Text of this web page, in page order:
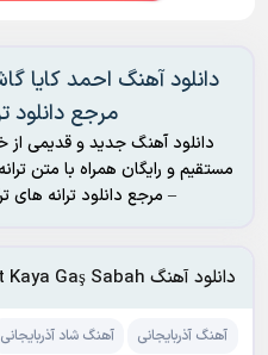
دانلود آهنگ احمد کایا
مرجع دانلود
دانلود آهنگ جدید و قدیمی از
– مرجع دانلود ترانه
دانلود آهنگ Ahmet Kaya Gaş Sabah
آهنگ آذربایجانی آهنگ شاد آذربایجانی